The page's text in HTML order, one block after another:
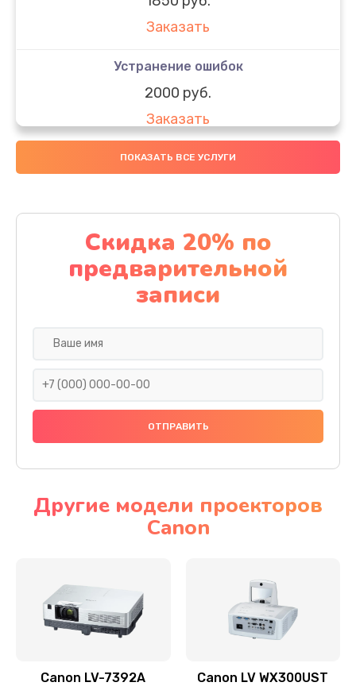
Заказать
Устранение ошибок
2000 руб.
Заказать
Ремонт после залития
Заказать
Ремонт электроплаты
1320 руб.
Заказать
Замена датчика
Замена дисплея
Замена кнопки
Заказать
ПОКАЗАТЬ ВСЕ УСЛУГИ
Скидка 20% по
предварительной
записи
Другие модели проекторов
Canon
Canon LV-7392A Canon LV WX300UST